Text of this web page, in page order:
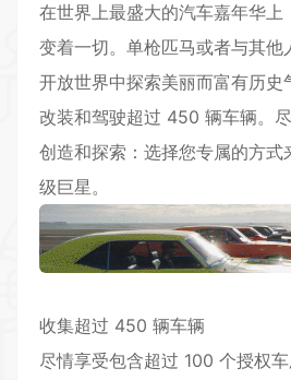
在世界上最盛大的汽车嘉年华上
变着一切。单枪匹马或者与其他
开放世界中探索美丽而富有历史
改装和驾驶超过 450 辆车辆。尽
创造和探索：选择您专属的方式
级巨星。
收集超过 450 辆车辆
尽情享受包含超过 100 个授权